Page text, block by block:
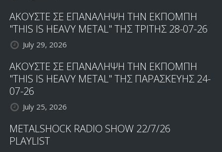
ΑΚΟΥΣΤΕ ΣΕ ΕΠΑΝΑΛΗΨΗ ΤΗΝ ΕΚΠΟΜΠΗ
"THIS IS HEAVY METAL" ΤΗΣ ΤΡΙΤΗΣ 28-07-26
July 29, 2026
ΑΚΟΥΣΤΕ ΣΕ ΕΠΑΝΑΛΗΨΗ ΤΗΝ ΕΚΠΟΜΠΗ
"THIS IS HEAVY METAL" ΤΗΣ ΠΑΡΑΣΚΕΥΗΣ 24-
07-26
July 25, 2026
METALSHOCK RADIO SHOW 22/7/26
PLAYLIST